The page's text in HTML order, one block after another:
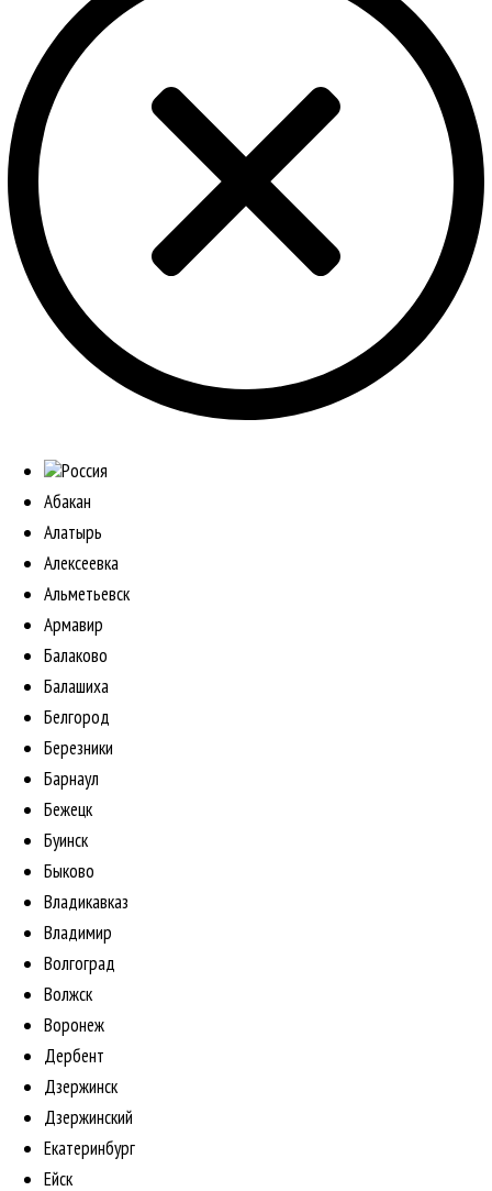
Россия
Абакан
Алатырь
Алексеевка
Альметьевск
Армавир
Балаково
Балашиха
Белгород
Березники
Барнаул
Бежецк
Буинск
Быково
Владикавказ
Владимир
Волгоград
Волжск
Воронеж
Дербент
Дзержинск
Дзержинский
Екатеринбург
Ейск